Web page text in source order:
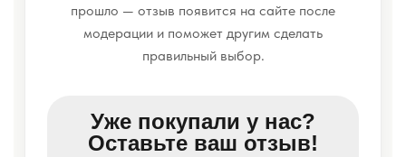
прошло — отзыв появится на сайте после
модерации и поможет другим сделать
правильный выбор.
Уже покупали у нас?
Оставьте ваш отзыв!